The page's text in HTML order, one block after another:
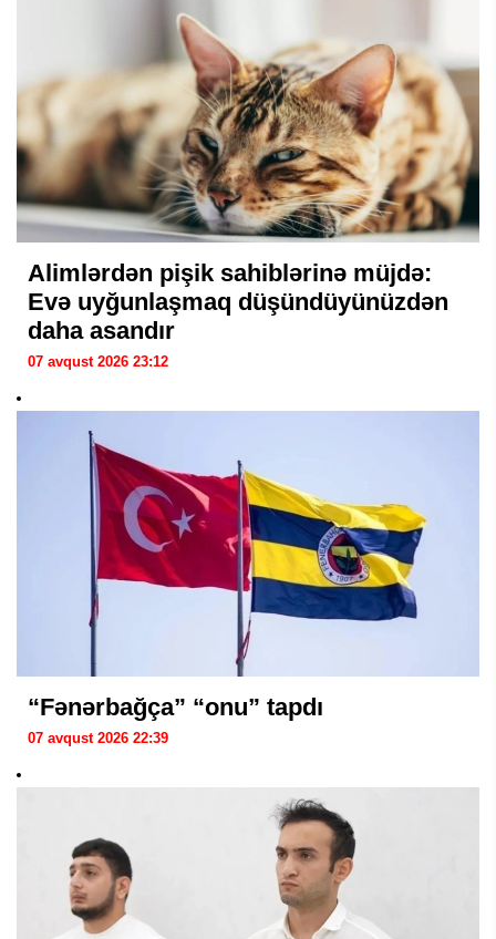
Alimlərdən pişik sahiblərinə müjdə:
Evə uyğunlaşmaq düşündüyünüzdən
daha asandır
07 avqust 2026 23:12
“Fənərbağça” “onu” tapdı
07 avqust 2026 22:39